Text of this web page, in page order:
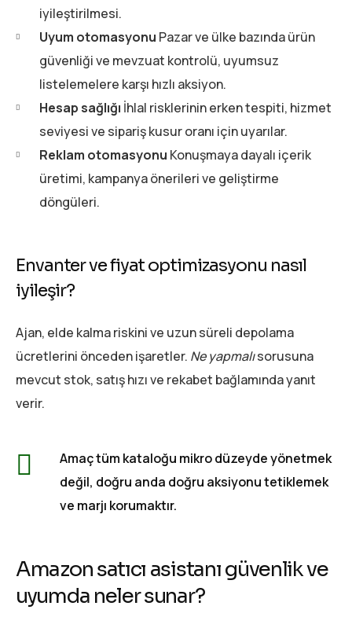
iyileştirilmesi.
Uyum otomasyonu Pazar ve ülke bazında ürün
güvenliği ve mevzuat kontrolü, uyumsuz
listelemelere karşı hızlı aksiyon.
Hesap sağlığı İhlal risklerinin erken tespiti, hizmet
seviyesi ve sipariş kusur oranı için uyarılar.
Reklam otomasyonu Konuşmaya dayalı içerik
üretimi, kampanya önerileri ve geliştirme
döngüleri.
Envanter ve fiyat optimizasyonu nasıl
iyileşir?
Ajan, elde kalma riskini ve uzun süreli depolama
ücretlerini önceden işaretler. Ne yapmalısorusuna
mevcut stok, satış hızı ve rekabet bağlamında yanıt
verir.
Amaç tüm kataloğu mikro düzeyde yönetmek
değil, doğru anda doğru aksiyonu tetiklemek
ve marjı korumaktır.
Amazon satıcı asistanı güvenlik ve
uyumda neler sunar?